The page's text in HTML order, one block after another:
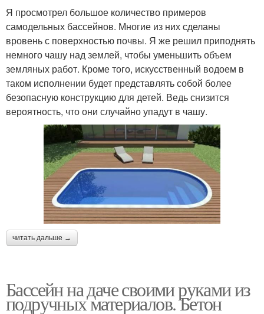
Я просмотрел большое количество примеров
самодельных бассейнов. Многие из них сделаны
вровень с поверхностью почвы. Я же решил приподнять
немного чашу над землей, чтобы уменьшить объем
земляных работ. Кроме того, искусственный водоем в
таком исполнении будет представлять собой более
безопасную конструкцию для детей. Ведь снизится
вероятность, что они случайно упадут в чашу.
читать дальше →
Бассейн на даче своими руками из
подручных материалов. Бетон